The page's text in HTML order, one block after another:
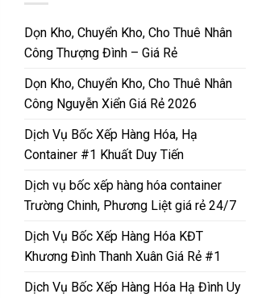
Dọn Kho, Chuyển Kho, Cho Thuê Nhân
Công Thượng Đình – Giá Rẻ
Dọn Kho, Chuyển Kho, Cho Thuê Nhân
Công Nguyễn Xiển Giá Rẻ 2026
Dịch Vụ Bốc Xếp Hàng Hóa, Hạ
Container #1 Khuất Duy Tiến
Dịch vụ bốc xếp hàng hóa container
Trường Chinh, Phương Liệt giá rẻ 24/7
Dịch Vụ Bốc Xếp Hàng Hóa KĐT
Khương Đình Thanh Xuân Giá Rẻ #1
Dịch Vụ Bốc Xếp Hàng Hóa Hạ Đình Uy